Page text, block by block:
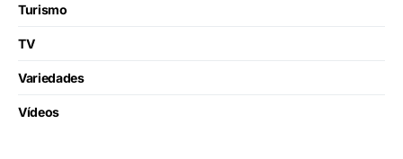
Turismo
TV
Variedades
Vídeos